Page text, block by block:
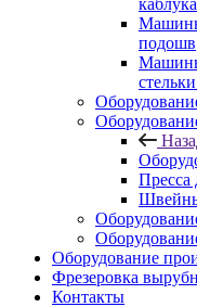
каблука
Машины
подошв
Машины
Пресса
Оборудование
Фрезеровка
Контакты